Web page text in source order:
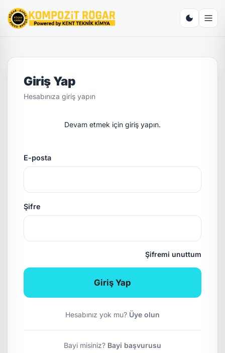
Giriş Yap
Hesabınıza giriş yapın
Devam etmek için giriş yapın.
E-posta
Şifre
Şifremi unuttum
Giriş Yap
Hesabınız yok mu? Üye olun
Bayi misiniz? Bayi başvurusu